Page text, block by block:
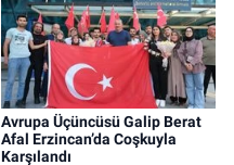
Avrupa Üçüncüsü Galip Berat
Afal Erzincan’da Coşkuyla
Karşılandı